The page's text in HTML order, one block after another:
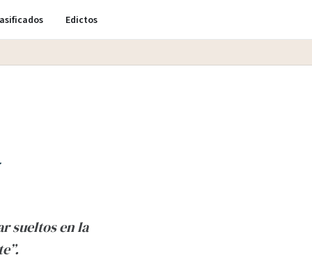
Edictos
sueltos en la